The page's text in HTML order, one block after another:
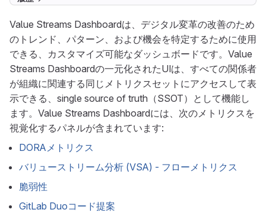
Value Streams Dashboardは、デジタル変革の改善のため
のトレンド、パターン、および機会を特定するために使用
できる、カスタマイズ可能なダッシュボードです。Value
Streams Dashboardの一元化されたUIは、すべての関係者
が組織に関連する同じメトリクスセットにアクセスして表
示できる、single source of truth（SSOT）として機能し
ます。Value Streams Dashboardには、次のメトリクスを
視覚化するパネルが含まれています:
DORAメトリクス
バリューストリーム分析 (VSA) - フローメトリクス
脆弱性
GitLab Duoコード提案